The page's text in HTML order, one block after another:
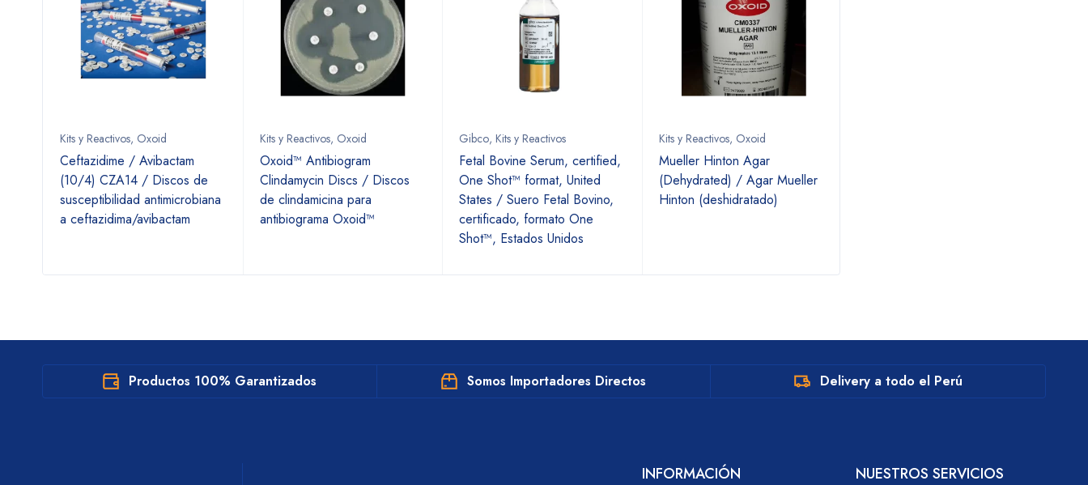
Kits y Reactivos, Oxoid
Ceftazidime / Avibactam
(10/4) CZA14 / Discos de
susceptibilidad antimicrobiana
a ceftazidima/avibactam
Kits y Reactivos, Oxoid
Oxoid™ Antibiogram
Clindamycin Discs / Discos
de clindamicina para
antibiograma Oxoid™
Gibco, Kits y Reactivos
Fetal Bovine Serum, certified,
One Shot™ format, United
States / Suero Fetal Bovino,
certificado, formato One
Shot™, Estados Unidos
Kits y Reactivos, Oxoid
Mueller Hinton Agar
(Dehydrated) / Agar Mueller
Hinton (deshidratado)
Productos 100% Garantizados Somos Importadores Directos Delivery a todo el Perú
INFORMACIÓN NUESTROS SERVICIOS